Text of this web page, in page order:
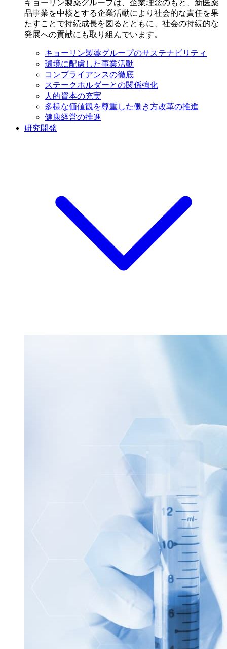
キョーリン製薬グループは、企業理念のもと、新医薬
品事業を中核とする企業活動により社会的な責任を果
たすことで持続成長を図るとともに、社会の持続的な
発展への貢献にも取り組んでいます。
キョーリン製薬グループのサステナビリティ
環境に配慮した事業活動
コンプライアンスの徹底
ステークホルダーとの関係強化
人的資本の充実
多様な価値観を尊重した働き方改革の推進
健康経営の推進
研究開発